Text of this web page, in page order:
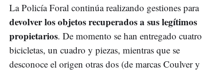
La Policía Foral continúa realizando gestiones para
devolver los objetos recuperados a sus legítimos
propietarios. De momento se han entregado cuatro
bicicletas, un cuadro y piezas, mientras que se
desconoce el origen otras dos (de marcas Coulver y